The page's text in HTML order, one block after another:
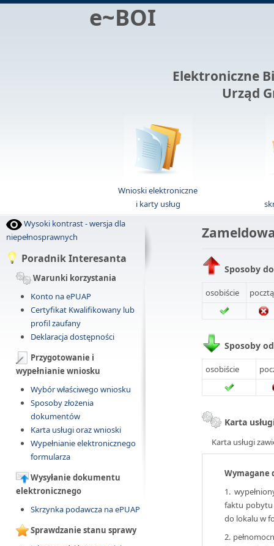
e~BOI
Elektroniczne
Urząd
Wnioski elektroniczne
i karty usług
Wysoki kontrast - wersja dla
niepełnosprawnych
Poradnik Interesanta
Warunki korzystania
Konto na ePUAP
Certyfikat Kwalifikowany lub
profil zaufany
Deklaracja dostępności
Przygotowanie i
wypełnianie wniosku
Wybór właściwego wniosku
Sposoby złożenia
dokumentów
Karta usługi oraz wnioski
Wypełnianie elektronicznego
formularza
Wysyłanie dokumentu
elektronicznego
Skrzynka podawcza na ePUAP
Sprawdzanie stanu sprawy
Sposoby
osobiście pocztą
Sposoby
osobiście
Karta
Karta usługi
Wymagane
1.
faktu pobytu
do lokalu w
2.